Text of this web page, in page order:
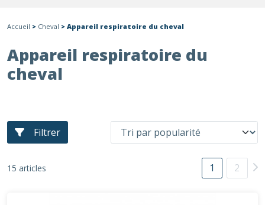
Accueil > Cheval > Appareil respiratoire du cheval
Appareil respiratoire du
cheval
Filtrer
15 articles 1 2